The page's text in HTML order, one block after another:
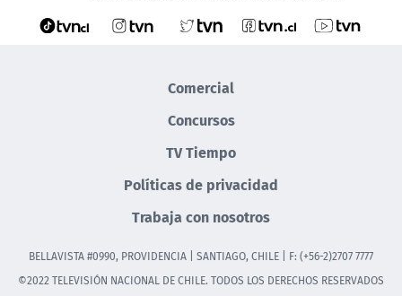
Comercial
Concursos
TV Tiempo
Políticas de privacidad
Trabaja con nosotros
BELLAVISTA #0990, PROVIDENCIA | SANTIAGO, CHILE | F: (+56-2)2707 7777
©2022 TELEVISIÓN NACIONAL DE CHILE. TODOS LOS DERECHOS RESERVADOS